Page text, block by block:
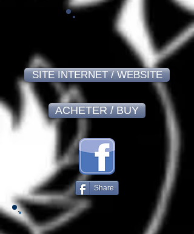
SITE INTERNET / WEBSITE
ACHETER / BUY
Share